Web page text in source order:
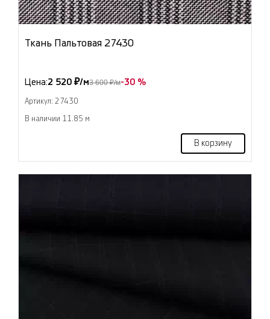
Ткань Пальтовая 27430
Цена:2 520 ₽/м3 600 ₽/м-30 %
Артикул: 27430
В наличии 11.85 м
В корзину